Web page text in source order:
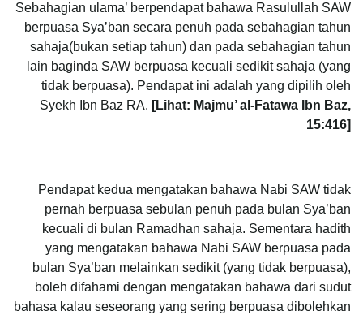
Sebahagian ulama’ berpendapat bahawa Rasulullah SAW
berpuasa Sya’ban secara penuh pada sebahagian tahun
sahaja(bukan setiap tahun) dan pada sebahagian tahun
lain baginda SAW berpuasa kecuali sedikit sahaja (yang
tidak berpuasa). Pendapat ini adalah yang dipilih oleh
Syekh Ibn Baz RA. [Lihat: Majmu’ al-Fatawa Ibn Baz,
15:416]
Pendapat kedua mengatakan bahawa Nabi SAW tidak
pernah berpuasa sebulan penuh pada bulan Sya’ban
kecuali di bulan Ramadhan sahaja. Sementara hadith
yang mengatakan bahawa Nabi SAW berpuasa pada
bulan Sya’ban melainkan sedikit (yang tidak berpuasa),
boleh difahami dengan mengatakan bahawa dari sudut
bahasa kalau seseorang yang sering berpuasa dibolehkan